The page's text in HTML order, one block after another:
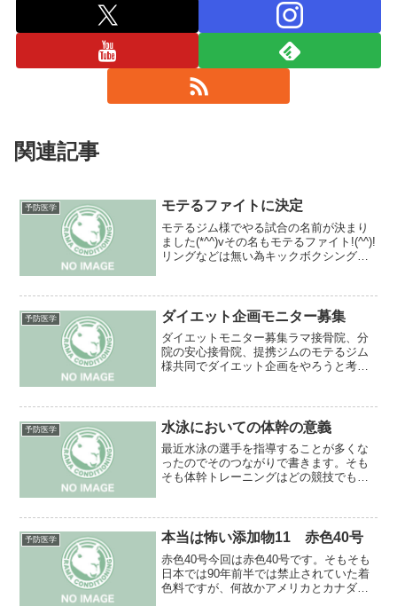
関連記事
予防医学 モテるファイトに決定
モテるジム様でやる試合の名前が決まり
ました(*^^)vその名もモテるファイト!(^^)!
リングなどは無い為キックボクシングと
ール説明について近日YouTubeで...
予防医学 ダイエット企画モニター募集
ダイエットモニター募集ラマ接骨院、分
院の安心接骨院、提携ジムのモテるジム
様共同でダイエット企画をやろうと考え
に痩せたいという方はお断りします。募
集条件女性は体重70キロ...
予防医学 水泳においての体幹の意義
最近水泳の選手を指導することが多くな
ったのでそのつながりで書きます。そも
そも体幹トレーニングはどの競技でも必
るということから抵抗の無い速い泳ぎが
出来ることが利点と言える...
予防医学 本当は怖い添加物11 赤色40号
赤色40号今回は赤色40号です。そもそも
日本では90年前半では禁止されていた着
色料ですが、何故かアメリカとカナダに